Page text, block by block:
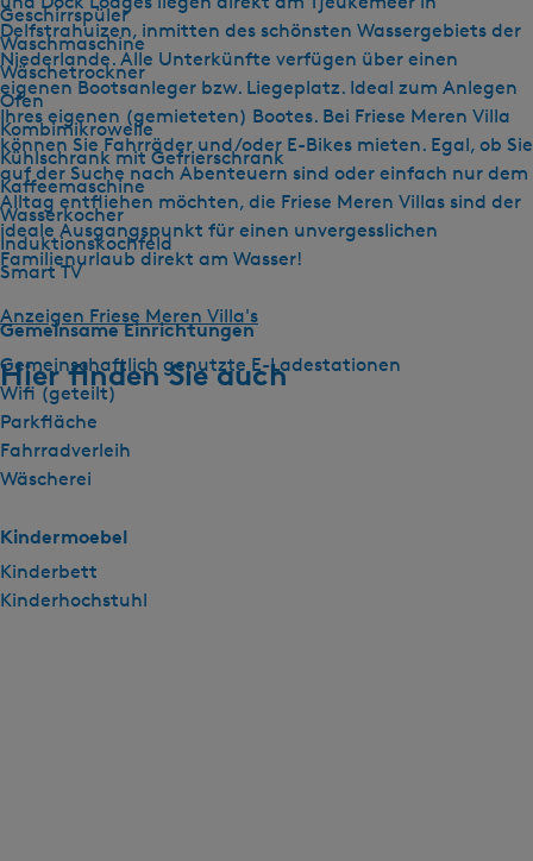
Geschirrspüler
Waschmaschine
Wäschetrockner
Ofen
Kombimikrowelle
Kühlschrank mit Gefrierschrank
Kaffeemaschine
Wasserkocher
Induktionskochfeld
Smart TV
Gemeinsame Einrichtungen
Gemeinschaftlich genutzte E-Ladestationen
Wifi (geteilt)
Parkfläche
Fahrradverleih
Wäscherei
Kindermoebel
Kinderbett
Kinderhochstuhl
Delfstrahuizen, inmitten des schönsten Wassergebiets der
Niederlande. Alle Unterkünfte verfügen über einen
eigenen Bootsanleger bzw. Liegeplatz. Ideal zum Anlegen
Ihres eigenen (gemieteten) Bootes. Bei Friese Meren Villa
können Sie Fahrräder und/oder E-Bikes mieten. Egal, ob Sie
auf der Suche nach Abenteuern sind oder einfach nur dem
Alltag entfliehen möchten, die Friese Meren Villas sind der
ideale Ausgangspunkt für einen unvergesslichen
Familienurlaub direkt am Wasser!
Anzeigen Friese Meren Villa's
Hier finden Sie auch